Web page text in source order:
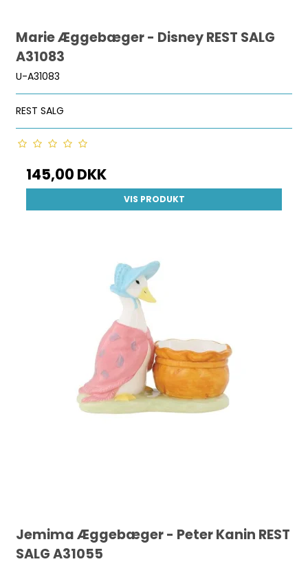
Marie Æggebæger - Disney REST SALG
A31083
U-A31083
REST SALG
145,00 DKK
VIS PRODUKT
Jemima Æggebæger - Peter Kanin REST
SALG A31055